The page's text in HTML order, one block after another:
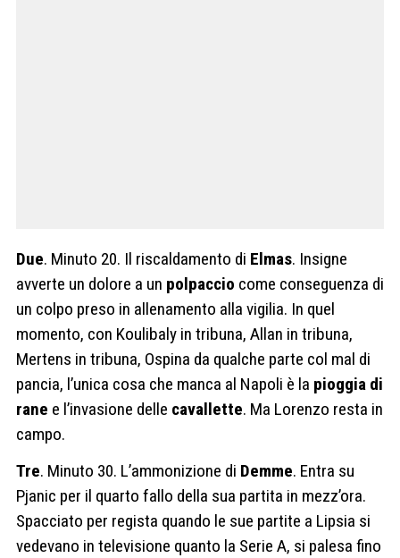
Due. Minuto 20. Il riscaldamento di Elmas. Insigne
avverte un dolore a un polpaccio come conseguenza di
un colpo preso in allenamento alla vigilia. In quel
momento, con Koulibaly in tribuna, Allan in tribuna,
Mertens in tribuna, Ospina da qualche parte col mal di
pancia, l’unica cosa che manca al Napoli è la pioggia di
rane e l’invasione delle cavallette. Ma Lorenzo resta in
campo.
Tre. Minuto 30. L’ammonizione di Demme. Entra su
Pjanic per il quarto fallo della sua partita in mezz’ora.
Spacciato per regista quando le sue partite a Lipsia si
vedevano in televisione quanto la Serie A, si palesa fino